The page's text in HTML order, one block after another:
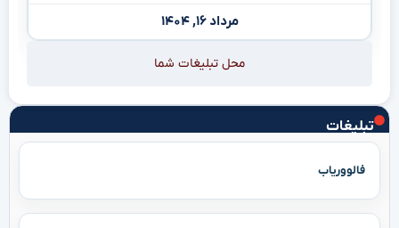
تبلیغات
فالووریاب
مرداد ۱۶, ۱۴۰۴
محل تبلیغات شما